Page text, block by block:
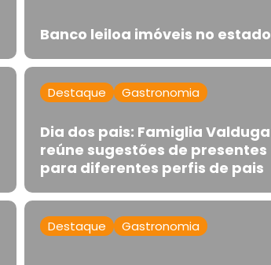
Banco leiloa imóveis no estado
Destaque Gastronomia
Dia dos pais: Famiglia Valduga
reúne sugestões de presentes
para diferentes perfis de pais
Destaque Gastronomia